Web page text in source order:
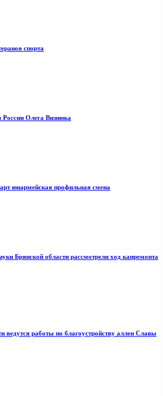
спорта
России Олега Визнюка
юнармейская профильная смена
Брянской области рассмотрели ход капремонта
ведутся работы по благоустройству аллеи Славы